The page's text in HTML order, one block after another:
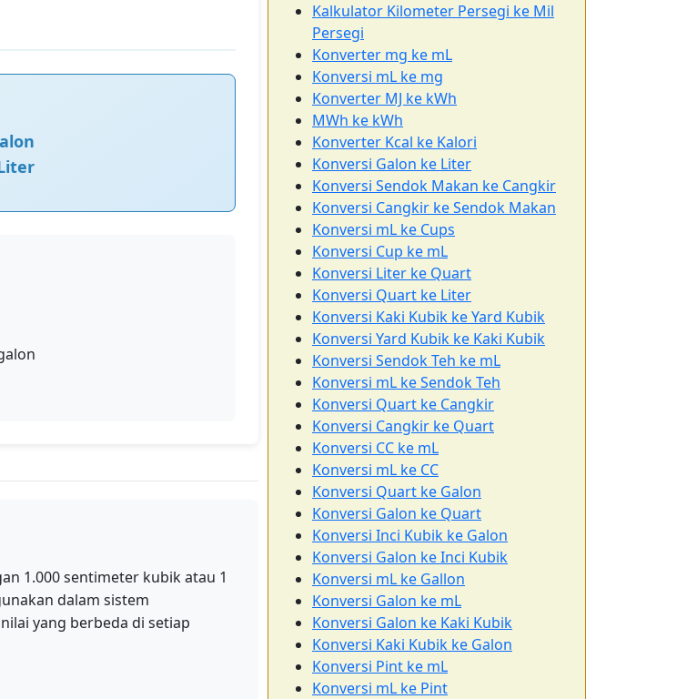
1.000 sentimeter kubik atau 1
dalam sistem
yang berbeda di setiap
Kalkulator Kilometer Persegi ke Mil
Persegi
Konverter mg ke mL
Konversi mL ke mg
Konverter MJ ke kWh
MWh ke kWh
Konverter Kcal ke Kalori
Konversi Galon ke Liter
Konversi Sendok Makan ke Cangkir
Konversi Cangkir ke Sendok Makan
Konversi mL ke Cups
Konversi Cup ke mL
Konversi Liter ke Quart
Konversi Quart ke Liter
Konversi Kaki Kubik ke Yard Kubik
Konversi Yard Kubik ke Kaki Kubik
Konversi Sendok Teh ke mL
Konversi mL ke Sendok Teh
Konversi Quart ke Cangkir
Konversi Cangkir ke Quart
Konversi CC ke mL
Konversi mL ke CC
Konversi Quart ke Galon
Konversi Galon ke Quart
Konversi Inci Kubik ke Galon
Konversi Galon ke Inci Kubik
Konversi mL ke Gallon
Konversi Galon ke mL
Konversi Galon ke Kaki Kubik
Konversi Kaki Kubik ke Galon
Konversi Pint ke mL
Konversi mL ke Pint